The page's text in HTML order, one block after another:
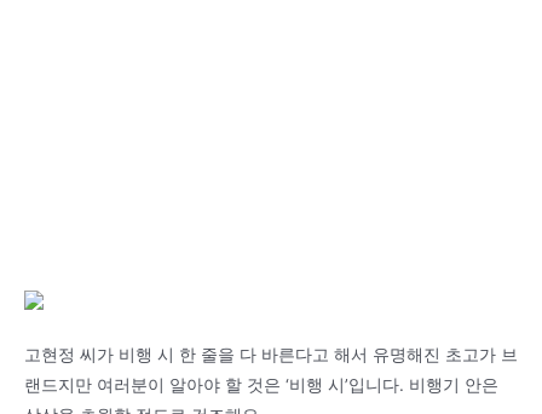
고현정 씨가 비행 시 한 줄을 다 바른다고 해서 유명해진 초고가 브
랜드지만 여러분이 알아야 할 것은 ‘비행 시’입니다. 비행기 안은